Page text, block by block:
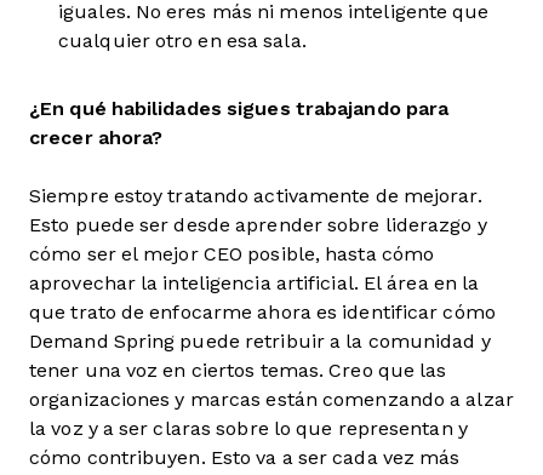
iguales. No eres más ni menos inteligente que
cualquier otro en esa sala.
¿En qué habilidades sigues trabajando para
crecer ahora?
Siempre estoy tratando activamente de mejorar.
Esto puede ser desde aprender sobre liderazgo y
cómo ser el mejor CEO posible, hasta cómo
aprovechar la inteligencia artificial. El área en la
que trato de enfocarme ahora es identificar cómo
Demand Spring puede retribuir a la comunidad y
tener una voz en ciertos temas. Creo que las
organizaciones y marcas están comenzando a alzar
la voz y a ser claras sobre lo que representan y
cómo contribuyen. Esto va a ser cada vez más